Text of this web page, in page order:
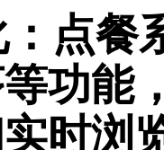
点餐
功能
时浏